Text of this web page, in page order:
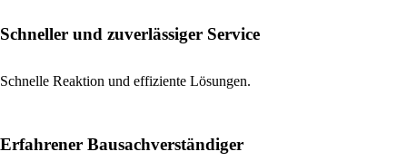
Schneller und zuverlässiger Service​
Schnelle Reaktion und effiziente Lösungen.
Erfahrener Bausachverständiger